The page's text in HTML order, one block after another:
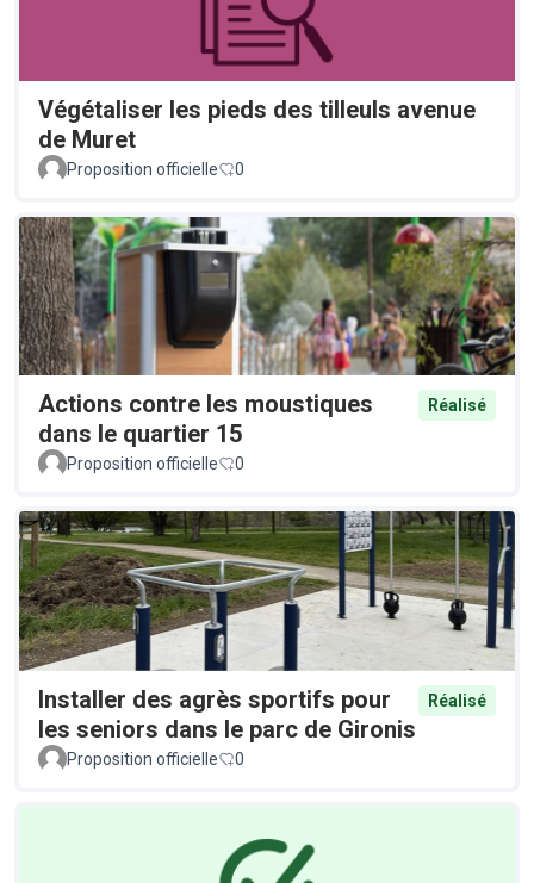
Végétaliser les pieds des tilleuls avenue
de Muret
Proposition officielle 0
Actions contre les moustiques
dans le quartier 15
Réalisé
Proposition officielle 0
Installer des agrès sportifs pour
les seniors dans le parc de Gironis
Réalisé
Proposition officielle 0